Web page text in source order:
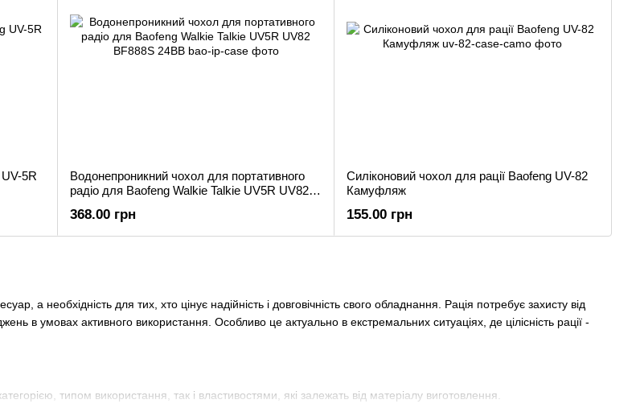
а необхідність для тих, хто цінує надійність і довговічність свого обладнання. Рація потребує захисту від
в умовах активного використання. Особливо це актуально в екстремальних ситуаціях, де цілісність рації -
типом використання, так і властивостями, які залежать від матеріалу виготовлення.
5R
Водонепроникний чохол для портативного
радіо для Baofeng Walkie Talkie UV5R UV82
368.00 грн
Силіконовий чохол для рації Baofeng UV-82
Камуфляж
155.00 грн